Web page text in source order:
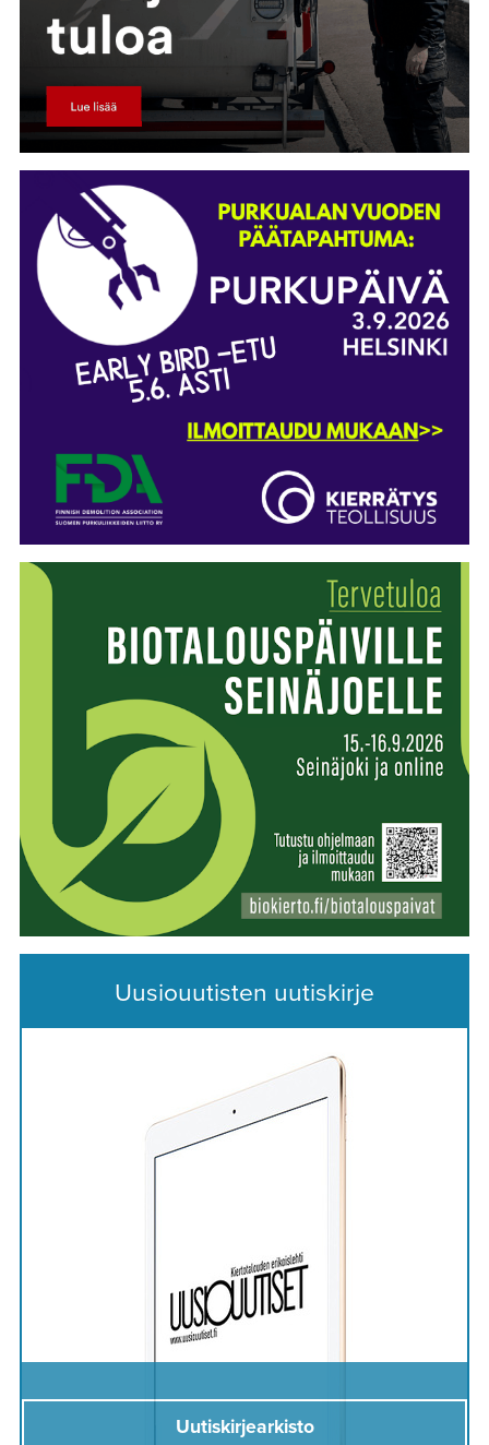
Uusiouutisten uutiskirje
Uutiskirjearkisto